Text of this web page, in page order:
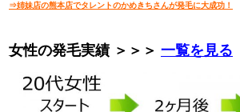
⇒姉妹店の熊本店でタレントのかめきちさんが発毛に大成功！
女性の発毛実績 ＞＞＞ 一覧を見る